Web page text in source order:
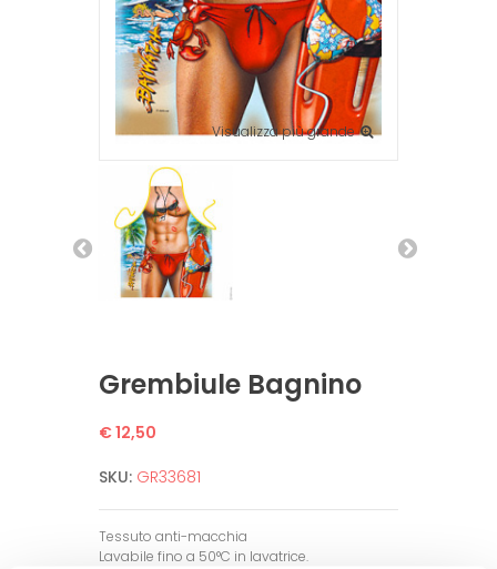
Visualizza più grande
Grembiule Bagnino
€ 12,50
SKU: GR33681
Tessuto anti-macchia
Lavabile fino a 50°C in lavatrice.